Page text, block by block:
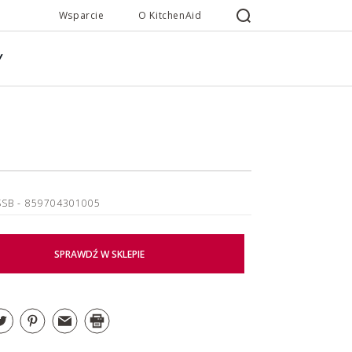
Wsparcie O KitchenAid
- 859704301005
SPRAWDŹ W SKLEPIE